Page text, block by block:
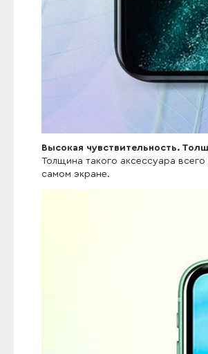
Высокая чувствительность.
Толщина такого аксессуара
самом экране.